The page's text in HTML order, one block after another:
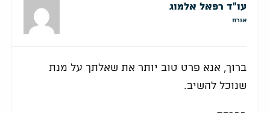
עו"ד רפאל אלמוג
אורח
ברוך, אנא פרט טוב יותר את שאלתך על מנת
שנוכל להשיב.